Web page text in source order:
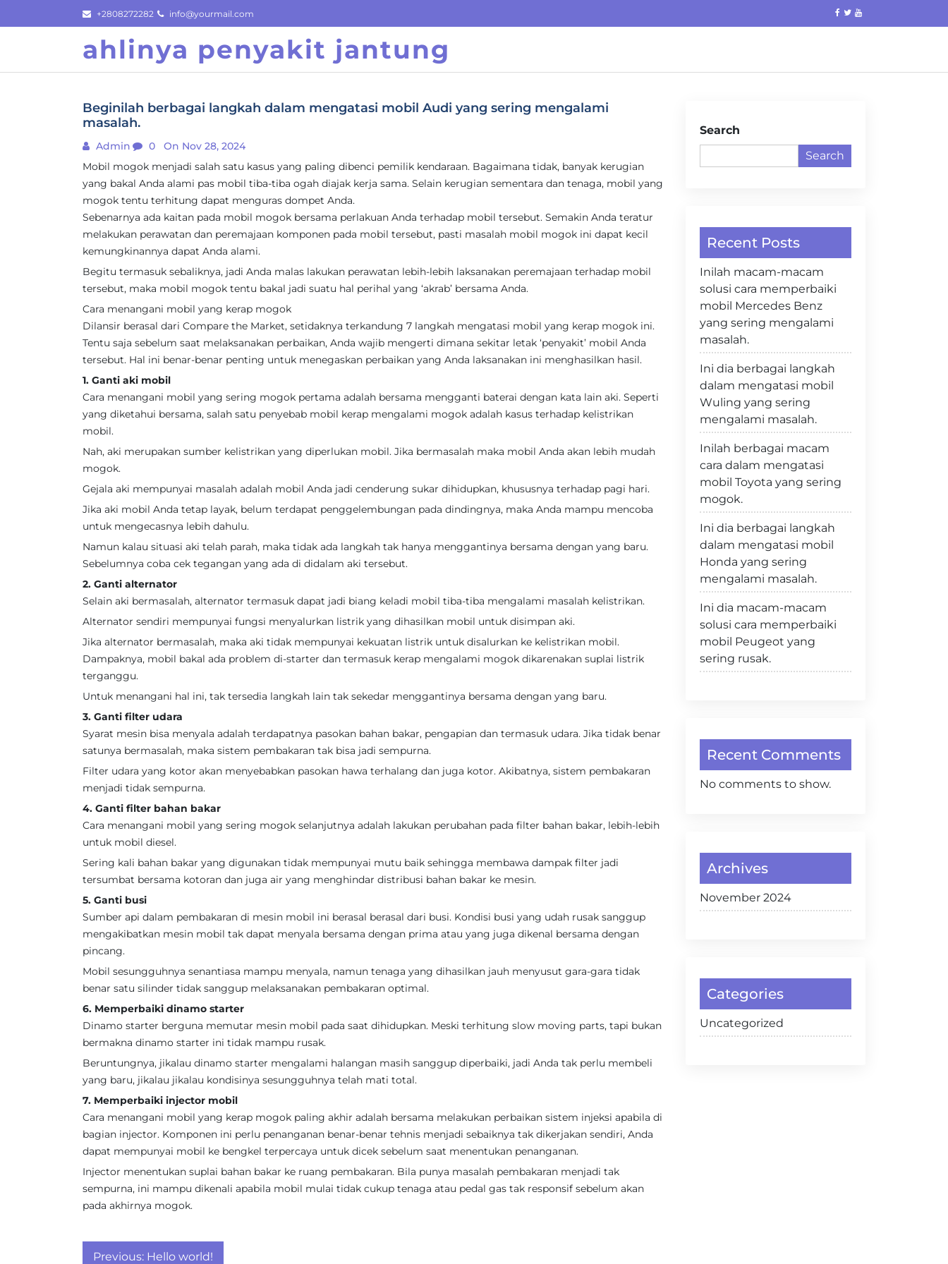
to
+2808272282 info@yourmail.com
ahlinya penyakit jantung
Beginilah berbagai langkah dalam mengatasi mobil Audi yang sering mengalami
masalah.
Admin 0
On Nov 28, 2024
Mobil mogok menjadi salah satu kasus yang paling dibenci pemilik kendaraan. Bagaimana tidak, banyak kerugian
yang bakal Anda alami pas mobil tiba-tiba ogah diajak kerja sama. Selain kerugian sementara dan tenaga, mobil yang
mogok tentu terhitung dapat menguras dompet Anda.
Sebenarnya ada kaitan pada mobil mogok bersama perlakuan Anda terhadap mobil tersebut. Semakin Anda teratur
melakukan perawatan dan peremajaan komponen pada mobil tersebut, pasti masalah mobil mogok ini dapat kecil
kemungkinannya dapat Anda alami.
Begitu termasuk sebaliknya, jadi Anda malas lakukan perawatan lebih-lebih laksanakan peremajaan terhadap mobil
tersebut, maka mobil mogok tentu bakal jadi suatu hal perihal yang ‘akrab’ bersama Anda.
Cara menangani mobil yang kerap mogok
Dilansir berasal dari Compare the Market, setidaknya terkandung 7 langkah mengatasi mobil yang kerap mogok ini.
Tentu saja sebelum saat melaksanakan perbaikan, Anda wajib mengerti dimana sekitar letak ‘penyakit’ mobil Anda
tersebut. Hal ini benar-benar penting untuk menegaskan perbaikan yang Anda laksanakan ini menghasilkan hasil.
1. Ganti aki mobil
Cara menangani mobil yang sering mogok pertama adalah bersama mengganti baterai dengan kata lain aki. Seperti
yang diketahui bersama, salah satu penyebab mobil kerap mengalami mogok adalah kasus terhadap kelistrikan
mobil.
Nah, aki merupakan sumber kelistrikan yang diperlukan mobil. Jika bermasalah maka mobil Anda akan lebih mudah
mogok.
Gejala aki mempunyai masalah adalah mobil Anda jadi cenderung sukar dihidupkan, khususnya terhadap pagi hari.
Jika aki mobil Anda tetap layak, belum terdapat penggelembungan pada dindingnya, maka Anda mampu mencoba
untuk mengecasnya lebih dahulu.
Namun kalau situasi aki telah parah, maka tidak ada langkah tak hanya menggantinya bersama dengan yang baru.
Sebelumnya coba cek tegangan yang ada di didalam aki tersebut.
2. Ganti alternator
Selain aki bermasalah, alternator termasuk dapat jadi biang keladi mobil tiba-tiba mengalami masalah kelistrikan.
Alternator sendiri mempunyai fungsi menyalurkan listrik yang dihasilkan mobil untuk disimpan aki.
Jika alternator bermasalah, maka aki tidak mempunyai kekuatan listrik untuk disalurkan ke kelistrikan mobil.
Dampaknya, mobil bakal ada problem di-starter dan termasuk kerap mengalami mogok dikarenakan suplai listrik
terganggu.
Untuk menangani hal ini, tak tersedia langkah lain tak sekedar menggantinya bersama dengan yang baru.
3. Ganti filter udara
Syarat mesin bisa menyala adalah terdapatnya pasokan bahan bakar, pengapian dan termasuk udara. Jika tidak benar
satunya bermasalah, maka sistem pembakaran tak bisa jadi sempurna.
Filter udara yang kotor akan menyebabkan pasokan hawa terhalang dan juga kotor. Akibatnya, sistem pembakaran
menjadi tidak sempurna.
4. Ganti filter bahan bakar
Cara menangani mobil yang sering mogok selanjutnya adalah lakukan perubahan pada filter bahan bakar, lebih-lebih
untuk mobil diesel.
Sering kali bahan bakar yang digunakan tidak mempunyai mutu baik sehingga membawa dampak filter jadi
tersumbat bersama kotoran dan juga air yang menghindar distribusi bahan bakar ke mesin.
5. Ganti busi
Sumber api dalam pembakaran di mesin mobil ini berasal berasal dari busi. Kondisi busi yang udah rusak sanggup
mengakibatkan mesin mobil tak dapat menyala bersama dengan prima atau yang juga dikenal bersama dengan
pincang.
Mobil sesungguhnya senantiasa mampu menyala, namun tenaga yang dihasilkan jauh menyusut gara-gara tidak
benar satu silinder tidak sanggup melaksanakan pembakaran optimal.
6. Memperbaiki dinamo starter
Dinamo starter berguna memutar mesin mobil pada saat dihidupkan. Meski terhitung slow moving parts, tapi bukan
bermakna dinamo starter ini tidak mampu rusak.
Beruntungnya, jikalau dinamo starter mengalami halangan masih sanggup diperbaiki, jadi Anda tak perlu membeli
yang baru, jikalau jikalau kondisinya sesungguhnya telah mati total.
7. Memperbaiki injector mobil
Cara menangani mobil yang kerap mogok paling akhir adalah bersama melakukan perbaikan sistem injeksi apabila di
bagian injector. Komponen ini perlu penanganan benar-benar tehnis menjadi sebaiknya tak dikerjakan sendiri, Anda
dapat mempunyai mobil ke bengkel terpercaya untuk dicek sebelum saat menentukan penanganan.
Injector menentukan suplai bahan bakar ke ruang pembakaran. Bila punya masalah pembakaran menjadi tak
sempurna, ini mampu dikenali apabila mobil mulai tidak cukup tenaga atau pedal gas tak responsif sebelum akan
pada akhirnya mogok.
Post
Previous: Hello world!
Search
Search
Recent Posts
Inilah macam-macam
solusi cara memperbaiki
mobil Mercedes Benz
yang sering mengalami
masalah.
Ini dia berbagai langkah
dalam mengatasi mobil
Wuling yang sering
mengalami masalah.
Inilah berbagai macam
cara dalam mengatasi
mobil Toyota yang sering
mogok.
Ini dia berbagai langkah
dalam mengatasi mobil
Honda yang sering
mengalami masalah.
Ini dia macam-macam
solusi cara memperbaiki
mobil Peugeot yang
sering rusak.
Recent Comments
No comments to show.
Archives
November 2024
Categories
Uncategorized